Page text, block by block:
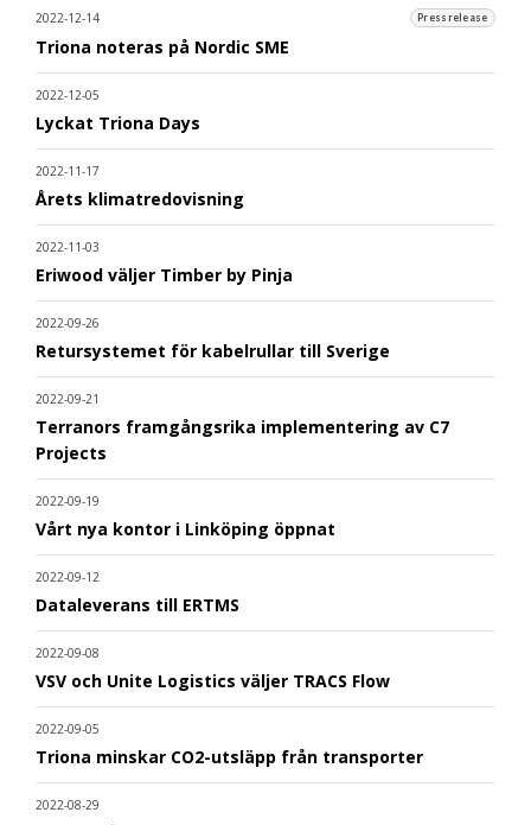
2022-12-14 Pressrelease
Triona noteras på Nordic SME
2022-12-05
Lyckat Triona Days
2022-11-17
Årets klimatredovisning
2022-11-03
Eriwood väljer Timber by Pinja
2022-09-26
Retursystemet för kabelrullar till Sverige
2022-09-21
Terranors framgångsrika implementering av C7
Projects
2022-09-19
Vårt nya kontor i Linköping öppnat
2022-09-12
Dataleverans till ERTMS
2022-09-08
VSV och Unite Logistics väljer TRACS Flow
2022-09-05
Triona minskar CO2-utsläpp från transporter
2022-08-29